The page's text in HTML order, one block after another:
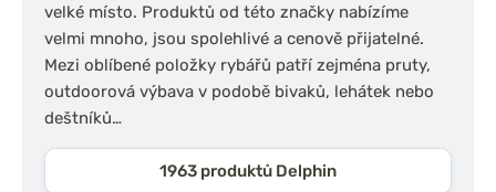
velké místo. Produktů od této značky nabízíme
velmi mnoho, jsou spolehlivé a cenově přijatelné.
Mezi oblíbené položky rybářů patří zejména pruty,
outdoorová výbava v podobě bivaků, lehátek nebo
deštníků…
1963 produktů Delphin